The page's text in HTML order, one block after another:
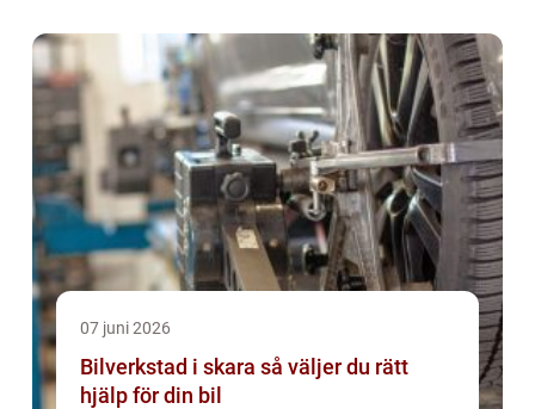
korrekt monterade och kontrollerade,
minskar risken...
07 juni 2026
Bilverkstad i skara så väljer du rätt
hjälp för din bil